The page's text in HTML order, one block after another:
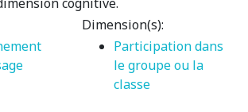
Dimension(s):
Participation dans
le groupe ou la
classe